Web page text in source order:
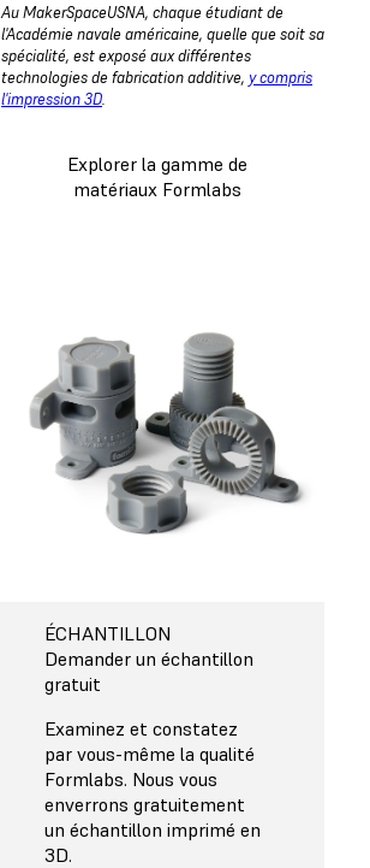
Au MakerSpaceUSNA, chaque étudiant de
l'Académie navale américaine, quelle que soit sa
spécialité, est exposé aux différentes
technologies de fabrication additive, y compris
l'impression 3D.
Explorer la gamme de
matériaux Formlabs
ÉCHANTILLON
Demander un échantillon
gratuit
Examinez et constatez
par vous-même la qualité
Formlabs. Nous vous
enverrons gratuitement
un échantillon imprimé en
3D.